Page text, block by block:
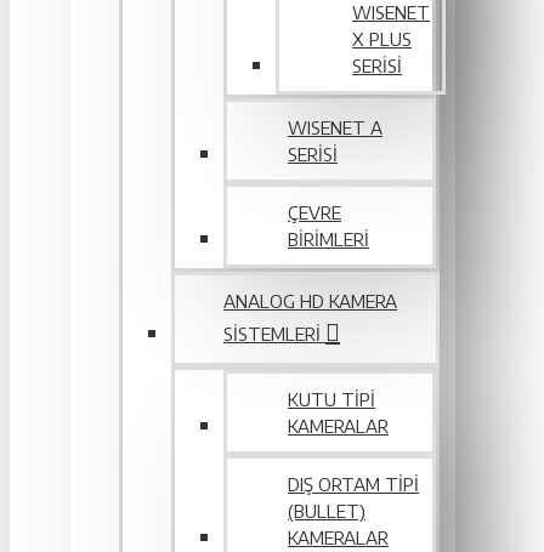
WISENET
X PLUS
SERISI
WISENET A
SERİSİ
ÇEVRE
BIRIMLERI
ANALOG HD KAMERA
SISTEMLERI
KUTU TIPI
KAMERALAR
DIŞ ORTAM TIPI
(BULLET)
KAMERALAR